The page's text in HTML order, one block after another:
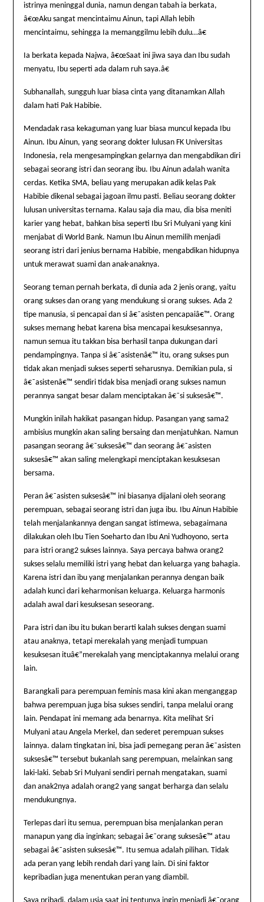
istrinya meninggal dunia, namun dengan tabah ia berkata,
â€œAku sangat mencintaimu Ainun, tapi Allah lebih
mencintaimu, sehingga Ia memanggilmu lebih dulu…â€
Ia berkata kepada Najwa, â€œSaat ini jiwa saya dan Ibu sudah
menyatu, Ibu seperti ada dalam ruh saya.â€
Subhanallah, sungguh luar biasa cinta yang ditanamkan Allah
dalam hati Pak Habibie.
Mendadak rasa kekaguman yang luar biasa muncul kepada Ibu
Ainun. Ibu Ainun, yang seorang dokter lulusan FK Universitas
Indonesia, rela mengesampingkan gelarnya dan mengabdikan diri
sebagai seorang istri dan seorang ibu. Ibu Ainun adalah wanita
cerdas. Ketika SMA, beliau yang merupakan adik kelas Pak
Habibie dikenal sebagai jagoan ilmu pasti. Beliau seorang dokter
lulusan universitas ternama. Kalau saja dia mau, dia bisa meniti
karier yang hebat, bahkan bisa seperti Ibu Sri Mulyani yang kini
menjabat di World Bank. Namun Ibu Ainun memilih menjadi
seorang istri dari jenius bernama Habibie, mengabdikan hidupnya
untuk merawat suami dan anak-anaknya.
Seorang teman pernah berkata, di dunia ada 2 jenis orang, yaitu
orang sukses dan orang yang mendukung si orang sukses. Ada 2
tipe manusia, si pencapai dan si â€˜asisten pencapaiâ€™. Orang
sukses memang hebat karena bisa mencapai kesuksesannya,
namun semua itu takkan bisa berhasil tanpa dukungan dari
pendampingnya. Tanpa si â€˜asistenâ€™ itu, orang sukses pun
tidak akan menjadi sukses seperti seharusnya. Demikian pula, si
â€˜asistenâ€™ sendiri tidak bisa menjadi orang sukses namun
perannya sangat besar dalam menciptakan â€˜si suksesâ€™.
Mungkin inilah hakikat pasangan hidup. Pasangan yang sama2
ambisius mungkin akan saling bersaing dan menjatuhkan. Namun
pasangan seorang â€˜suksesâ€™ dan seorang â€˜asisten
suksesâ€™ akan saling melengkapi menciptakan kesuksesan
bersama.
Peran â€˜asisten suksesâ€™ ini biasanya dijalani oleh seorang
perempuan, sebagai seorang istri dan juga ibu. Ibu Ainun Habibie
telah menjalankannya dengan sangat istimewa, sebagaimana
dilakukan oleh Ibu Tien Soeharto dan Ibu Ani Yudhoyono, serta
para istri orang2 sukses lainnya. Saya percaya bahwa orang2
sukses selalu memiliki istri yang hebat dan keluarga yang bahagia.
Karena istri dan ibu yang menjalankan perannya dengan baik
adalah kunci dari keharmonisan keluarga. Keluarga harmonis
adalah awal dari kesuksesan seseorang.
Para istri dan ibu itu bukan berarti kalah sukses dengan suami
atau anaknya, tetapi merekalah yang menjadi tumpuan
kesuksesan ituâ€”merekalah yang menciptakannya melalui orang
lain.
Barangkali para perempuan feminis masa kini akan menganggap
bahwa perempuan juga bisa sukses sendiri, tanpa melalui orang
lain. Pendapat ini memang ada benarnya. Kita melihat Sri
Mulyani atau Angela Merkel, dan sederet perempuan sukses
lainnya. dalam tingkatan ini, bisa jadi pemegang peran â€˜asisten
suksesâ€™ tersebut bukanlah sang perempuan, melainkan sang
laki-laki. Sebab Sri Mulyani sendiri pernah mengatakan, suami
dan anak2nya adalah orang2 yang sangat berharga dan selalu
mendukungnya.
Terlepas dari itu semua, perempuan bisa menjalankan peran
manapun yang dia inginkan; sebagai â€˜orang suksesâ€™ atau
sebagai â€˜asisten suksesâ€™. Itu semua adalah pilihan. Tidak
ada peran yang lebih rendah dari yang lain. Di sini faktor
kepribadian juga menentukan peran yang diambil.